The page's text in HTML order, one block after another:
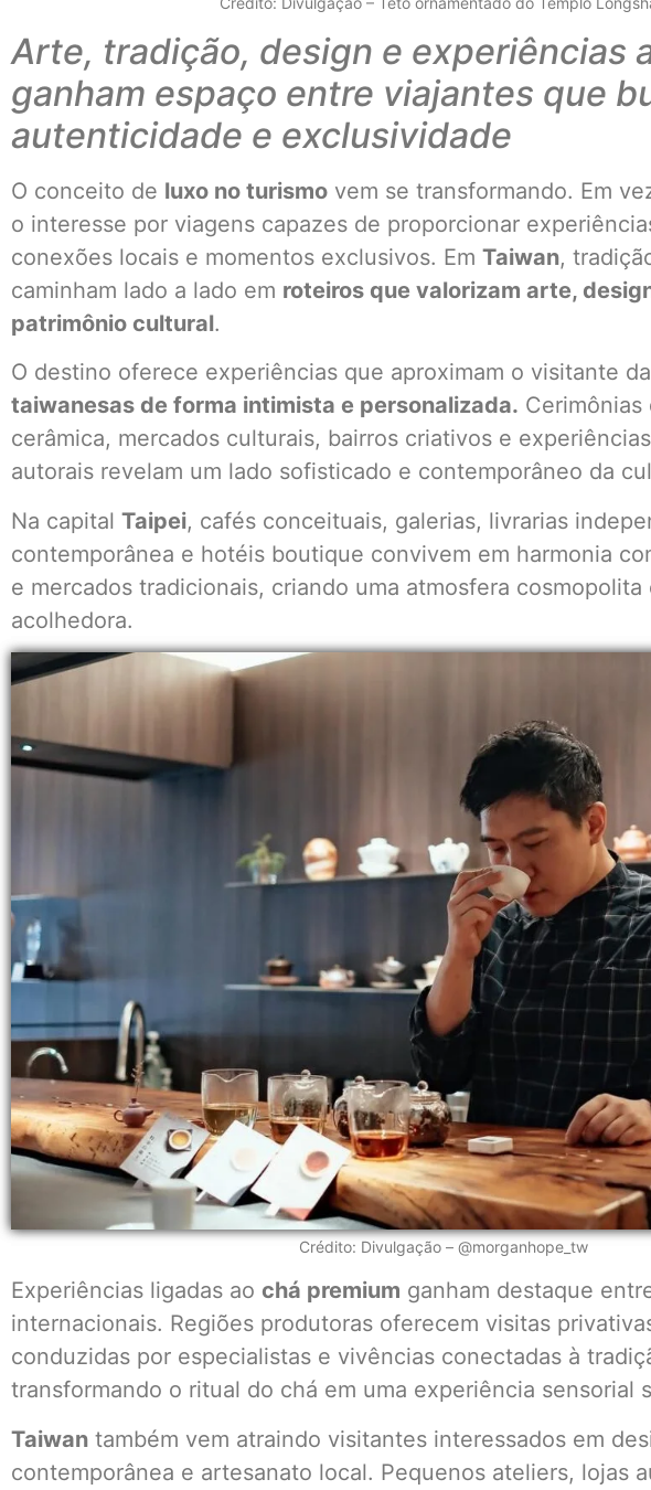
Arte, tradição, design e experiências
ganham espaço entre viajantes que
autenticidade e exclusividade
O conceito de luxo no turismo vem se transformando. Em
o interesse por viagens capazes de proporcionar
conexões locais e momentos exclusivos. Em Taiwan,
caminham lado a lado em roteiros que valorizam arte,
patrimônio cultural.
O destino oferece experiências que aproximam o visitante
taiwanesas de forma intimista e personalizada.
cerâmica, mercados culturais, bairros criativos e
autorais revelam um lado sofisticado e contemporâneo da
Na capital Taipei, cafés conceituais, galerias, livrarias
contemporânea e hotéis boutique convivem em harmonia
e mercados tradicionais, criando uma atmosfera cosmopolita
acolhedora.
Crédito: Divulgação – @morganhope_tw
Experiências ligadas ao chá premium ganham destaque
internacionais. Regiões produtoras oferecem visitas
conduzidas por especialistas e vivências conectadas à
transformando o ritual do chá em uma experiência sensorial
Taiwan também vem atraindo visitantes interessados em
contemporânea e artesanato local. Pequenos ateliers, lojas